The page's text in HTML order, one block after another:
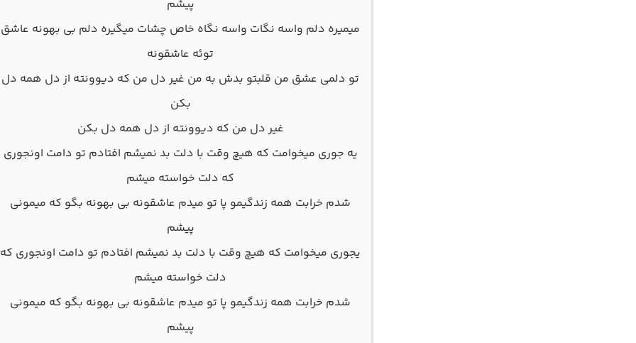
ﭘﻴﺸﻢ
ﻣﻴﻤﻴﺮه دﻟﻢ واﺳﻪ ﻧﮕﺎت واﺳﻪ ﻧﮕﺎه ﺧﺎص ﭼﺸﺎت ﻣﻴﮕﻴﺮه دﻟﻢ ﺑﻰ ﺑﻬﻮﻧﻪ ﻋﺎﺷﻖ
ﺗﻮﺋﻪ ﻋﺎﺷﻘﻮﻧﻪ
ﺗﻮ دﻟﻤﻰ ﻋﺸﻖ ﻣﻦ ﻗﻠﺒﺘﻮ ﺑﺪش ﺑﻪ ﻣﻦ ﻏﻴﺮ دل ﻣﻦ ﻛﻪ دﻳﻮوﻧﺘﻪ از دل ﻫﻤﻪ دل
ﺑﻜﻦ
ﻏﻴﺮ دل ﻣﻦ ﻛﻪ دﻳﻮوﻧﺘﻪ از دل ﻫﻤﻪ دل ﺑﻜﻦ
ﻳﻪ ﺟﻮری ﻣﻴﺨﻮاﻣﺖ ﻛﻪ ﻫﻴﭻ وﻗﺖ ﺑﺎ دﻟﺖ ﺑﺪ ﻧﻤﻴﺸﻢ اﻓﺘﺎدم ﺗﻮ داﻣﺖ اوﻧﺠﻮری
ﻛﻪ دﻟﺖ ﺧﻮاﺳﺘﻪ ﻣﻴﺸﻢ
ﺷﺪم ﺧﺮاﺑﺖ ﻫﻤﻪ زﻧﺪﮔﻴﻤﻮ ﭘﺎ ﺗﻮ ﻣﻴﺪم ﻋﺎﺷﻘﻮﻧﻪ ﺑﻰ ﺑﻬﻮﻧﻪ ﺑﮕﻮ ﻛﻪ ﻣﻴﻤﻮﻧﻰ
ﭘﻴﺸﻢ
ﻳﺠﻮری ﻣﻴﺨﻮاﻣﺖ ﻛﻪ ﻫﻴﭻ وﻗﺖ ﺑﺎ دﻟﺖ ﺑﺪ ﻧﻤﻴﺸﻢ اﻓﺘﺎدم ﺗﻮ داﻣﺖ اوﻧﺠﻮری ﻛﻪ
دﻟﺖ ﺧﻮاﺳﺘﻪ ﻣﻴﺸﻢ
ﺷﺪم ﺧﺮاﺑﺖ ﻫﻤﻪ زﻧﺪﮔﻴﻤﻮ ﭘﺎ ﺗﻮ ﻣﻴﺪم ﻋﺎﺷﻘﻮﻧﻪ ﺑﻰ ﺑﻬﻮﻧﻪ ﺑﮕﻮ ﻛﻪ ﻣﻴﻤﻮﻧﻰ
ﭘﻴﺸﻢ